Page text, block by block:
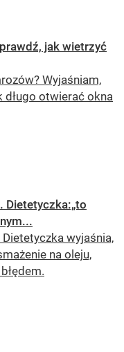
jak wietrzyć
Wyjaśniam,
długo otwierać okna
Dietetyczka:„to
wyjaśnia,
na oleju,